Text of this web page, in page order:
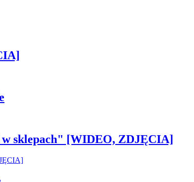
sklepach" [WIDEO, ZDJĘCIA]